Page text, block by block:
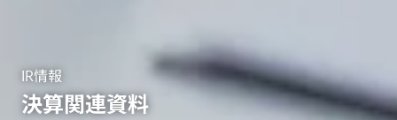
IR情報
決算関連資料